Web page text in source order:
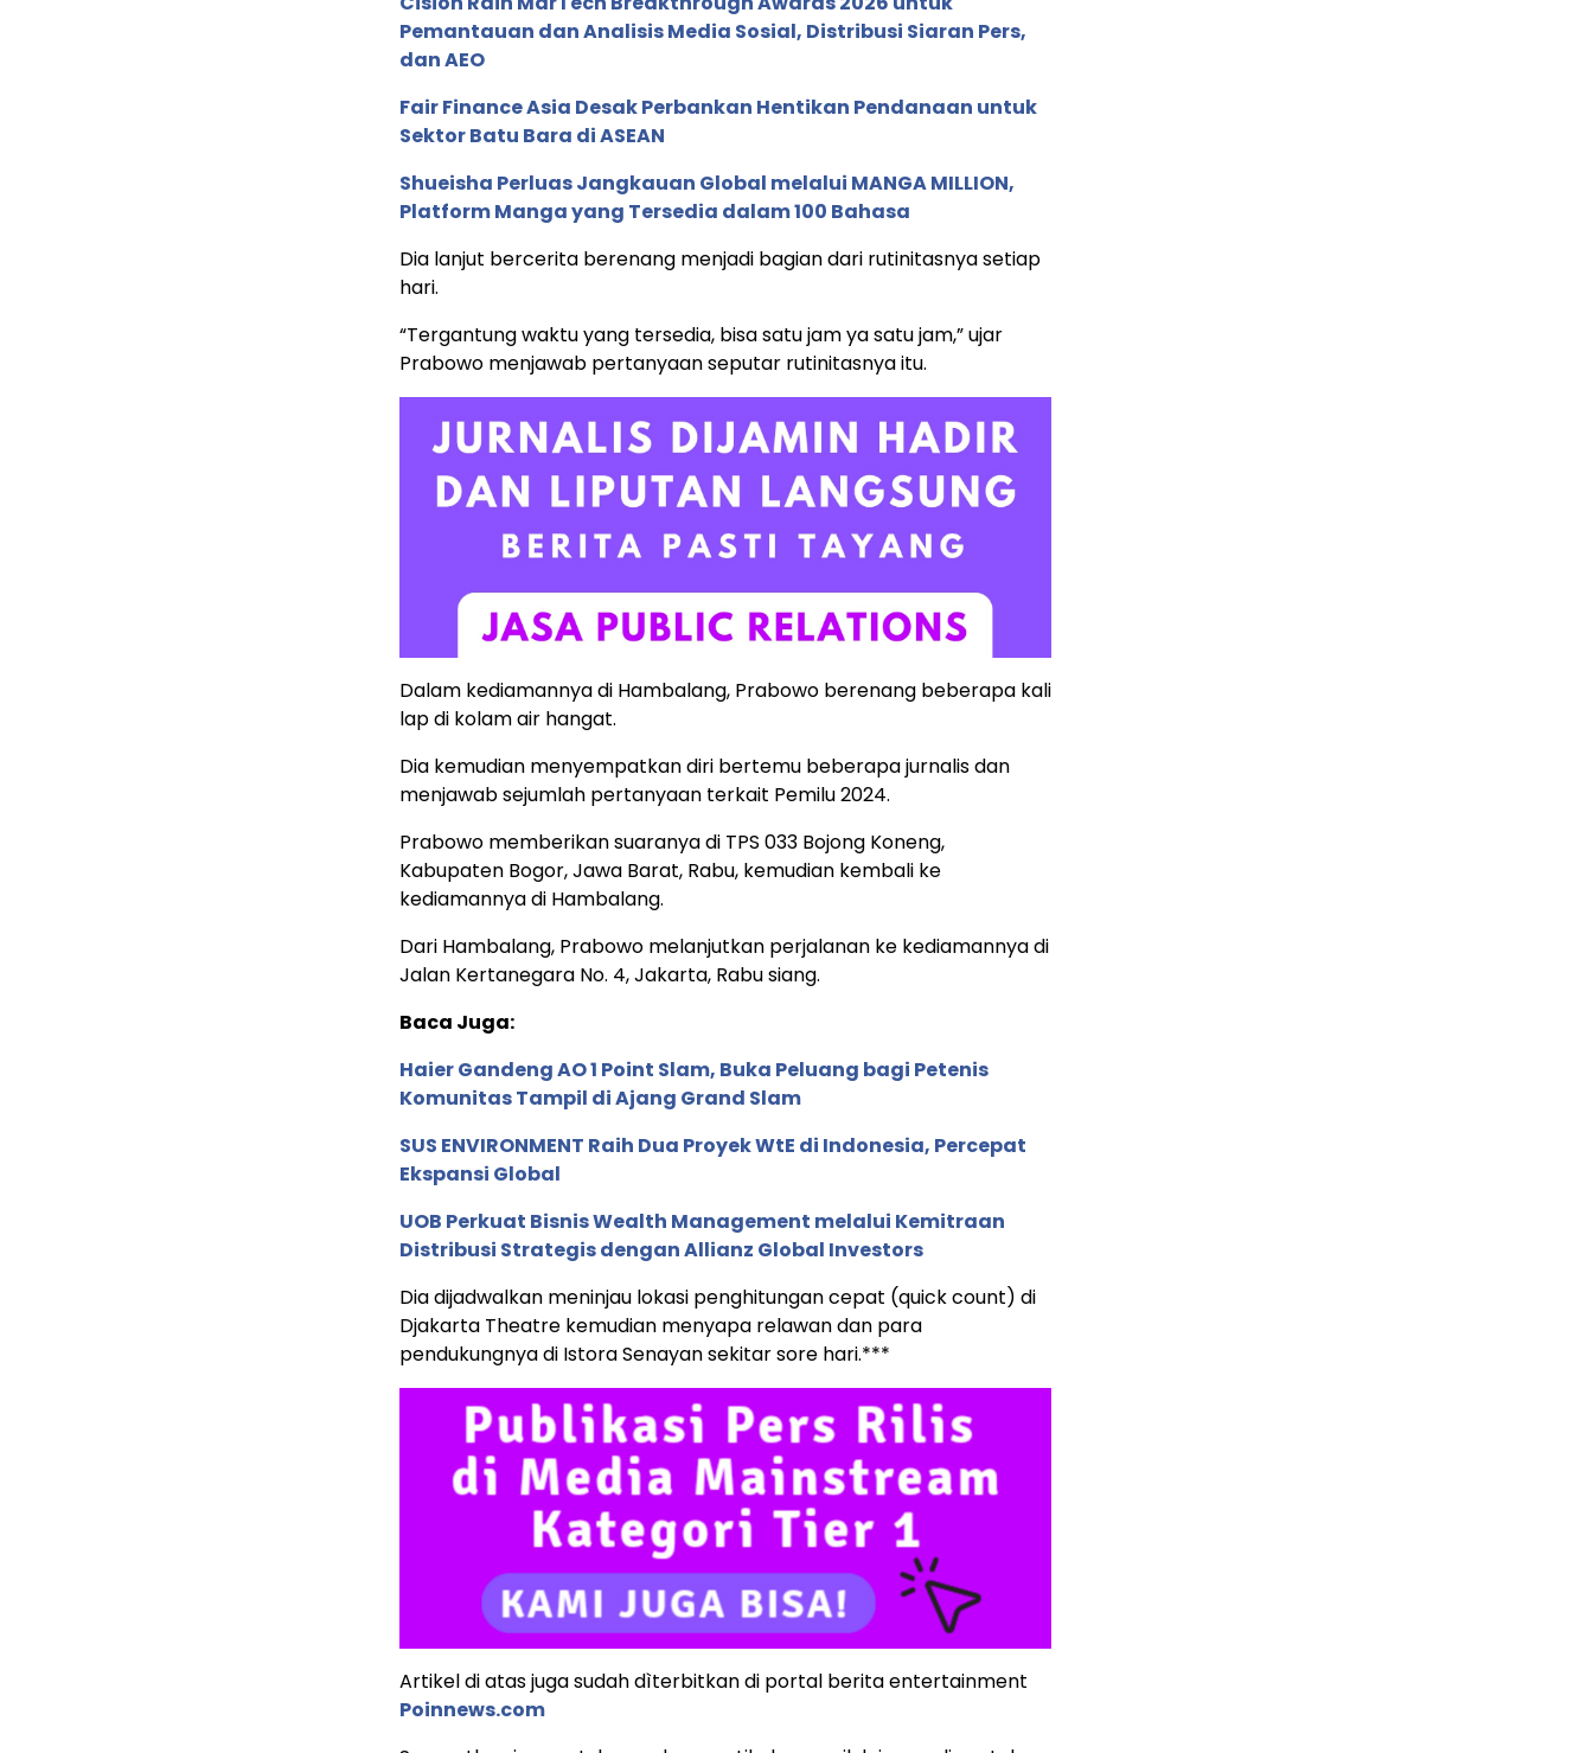
Pemantauan dan Analisis Media Sosial, Distribusi Siaran Pers,
dan AEO
Fair Finance Asia Desak Perbankan Hentikan Pendanaan untuk
Sektor Batu Bara di ASEAN
Shueisha Perluas Jangkauan Global melalui MANGA MILLION,
Platform Manga yang Tersedia dalam 100 Bahasa
Dia lanjut bercerita berenang menjadi bagian dari rutinitasnya setiap
hari.
“Tergantung waktu yang tersedia, bisa satu jam ya satu jam,” ujar
Prabowo menjawab pertanyaan seputar rutinitasnya itu.
Dalam kediamannya di Hambalang, Prabowo berenang beberapa kali
lap di kolam air hangat.
Dia kemudian menyempatkan diri bertemu beberapa jurnalis dan
menjawab sejumlah pertanyaan terkait Pemilu 2024.
Prabowo memberikan suaranya di TPS 033 Bojong Koneng,
Kabupaten Bogor, Jawa Barat, Rabu, kemudian kembali ke
kediamannya di Hambalang.
Dari Hambalang, Prabowo melanjutkan perjalanan ke kediamannya di
Jalan Kertanegara No. 4, Jakarta, Rabu siang.
Baca Juga:
Haier Gandeng AO 1 Point Slam, Buka Peluang bagi Petenis
Komunitas Tampil di Ajang Grand Slam
SUS ENVIRONMENT Raih Dua Proyek WtE di Indonesia, Percepat
Ekspansi Global
UOB Perkuat Bisnis Wealth Management melalui Kemitraan
Distribusi Strategis dengan Allianz Global Investors
Dia dijadwalkan meninjau lokasi penghitungan cepat (quick count) di
Djakarta Theatre kemudian menyapa relawan dan para
pendukungnya di Istora Senayan sekitar sore hari.***
Artikel di atas juga sudah dìterbitkan di portal berita entertainment
Poinnews.com